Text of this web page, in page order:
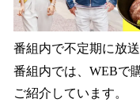
番組内で不定期に放
番組内では、WEBで
ご紹介しています。